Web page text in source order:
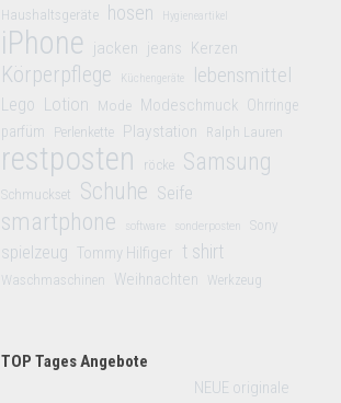
Haushaltsgeräte hosen Hygieneartikel
iPhone jacken jeans Kerzen
Körperpflege Küchengeräte lebensmittel
Lego Lotion Mode Modeschmuck Ohrringe
parfüm
Perlenkette Playstation Ralph Lauren
restposten röcke Samsung
Schmuckset Schuhe Seife
smartphone software sonderposten Sony
spielzeug Tommy Hilfiger t shirt
Waschmaschinen Weihnachten Werkzeug
TOP Tages Angebote
NEUE originale